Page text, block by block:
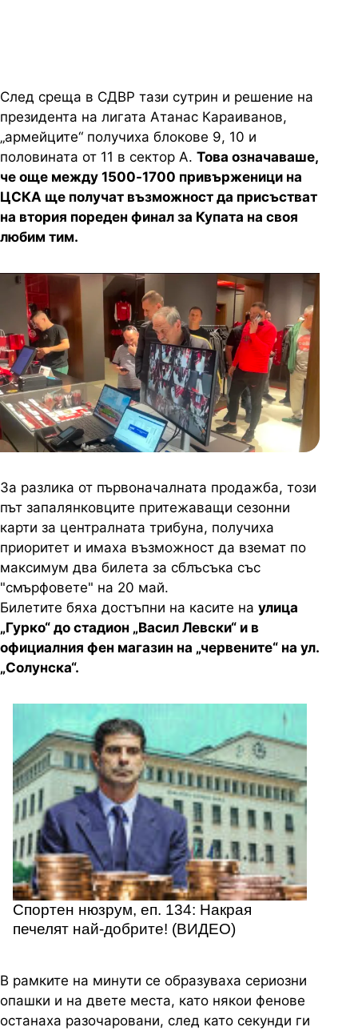
След среща в СДВР тази сутрин и решение на
президента на лигата Атанас Караиванов,
„армейците“ получиха блокове 9, 10 и
половината от 11 в сектор А. Това означаваше,
че още между 1500-1700 привърженици на
ЦСКА ще получат възможност да присъстват
на втория пореден финал за Купата на своя
любим тим.
За разлика от първоначалната продажба, този
път запалянковците притежаващи сезонни
карти за централната трибуна, получиха
приоритет и имаха възможност да вземат по
максимум два билета за сблъсъка със
"смърфовете" на 20 май.
Билетите бяха достъпни на касите на улица
„Гурко“ до стадион „Васил Левски“ и в
официалния фен магазин на „червените“ на ул.
„Солунска“.
Спортен нюзрум, еп. 134: Накрая
печелят най-добрите! (ВИДЕО)
В рамките на минути се образуваха сериозни
опашки и на двете места, като някои фенове
останаха разочаровани, след като секунди ги